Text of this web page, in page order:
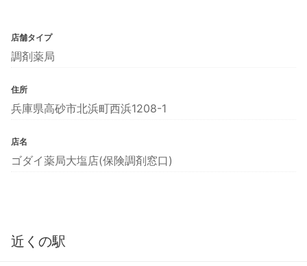
店舗タイプ
調剤薬局
住所
兵庫県高砂市北浜町西浜1208-1
店名
ゴダイ薬局大塩店(保険調剤窓口)
近くの駅